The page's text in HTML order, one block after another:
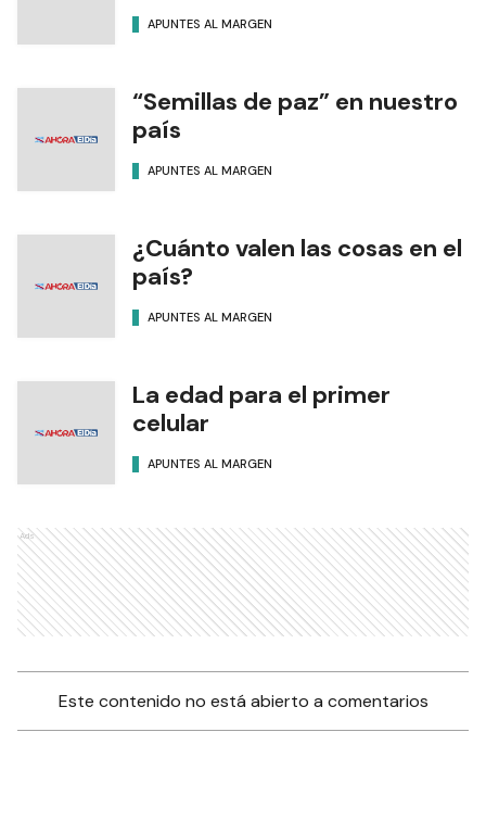
APUNTES AL MARGEN
“Semillas de paz” en nuestro
país
APUNTES AL MARGEN
¿Cuánto valen las cosas en el
país?
APUNTES AL MARGEN
La edad para el primer
celular
APUNTES AL MARGEN
Ads
Este contenido no está abierto a comentarios